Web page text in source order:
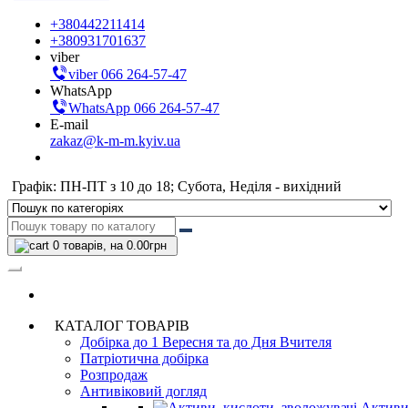
+380442211414
+380931701637
viber
viber 066 264-57-47
WhatsApp
WhatsApp 066 264-57-47
E-mail
zakaz@k-m-m.kyiv.ua
Графік: ПН-ПТ з 10 до 18; Субота, Неділя - вихідний
0 товарів, на 0.00грн
КАТАЛОГ ТОВАРІВ
Добірка до 1 Вересня та до Дня Вчителя
Патріотична добірка
Розпродаж
Антивіковий догляд